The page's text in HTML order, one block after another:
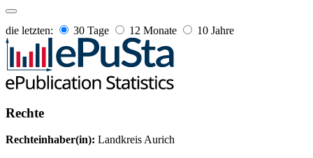
die letzten: 30 Tage 12 Monate 10 Jahre
Rechte
Rechteinhaber(in): Landkreis Aurich